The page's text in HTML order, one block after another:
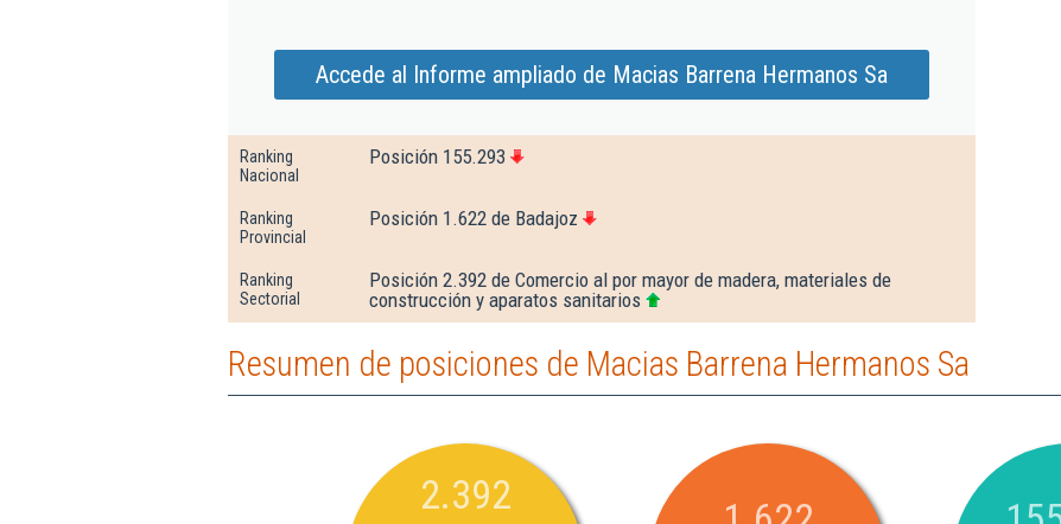
Accede al Informe ampliado de Macias Barrena Hermanos Sa
Ranking
Nacional
Posición 155.293
Ranking
Provincial
Posición 1.622 de Badajoz
Ranking
Sectorial
Posición 2.392 de Comercio al por mayor de madera, materiales de
construcción y aparatos sanitarios
Resumen de posiciones de Macias Barrena Hermanos Sa
2.392